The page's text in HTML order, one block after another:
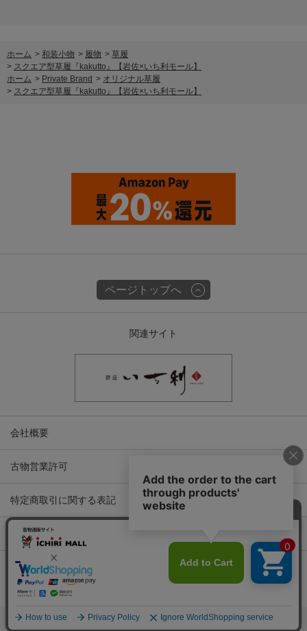
ホーム > 和装小物 > 履物 > 草履
> スクエア型草履『kakutto』【岩佐×いち利モール】
ホーム > Private Brand > オリジナル草履
> スクエア型草履『kakutto』【岩佐×いち利モール】
ページトップへ
関連サイト
会社概要
古物営業許可
特定商取引に関する表記
プライバシーポリシー
Copyright © ICHIKURA Co., Ltd. All rights reserved.